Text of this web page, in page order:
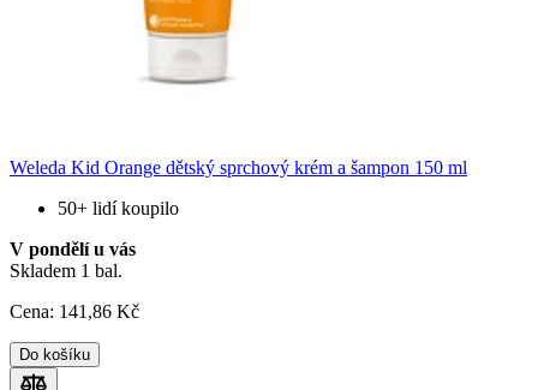
Weleda Kid Orange dětský sprchový krém a šampon 150 ml
50+ lidí koupilo
V pondělí u vás
Skladem 1 bal.
Cena: 141 ,86 Kč
Do košíku